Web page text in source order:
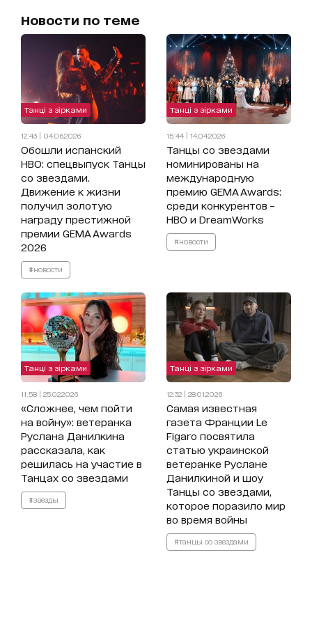
Новости по теме
Танці з зірками
12:43 | 04.06.2026
Обошли испанский
HBO: спецвыпуск Танцы
со звездами.
Движение к жизни
получил золотую
награду престижной
премии GEMA Awards
2026
#новости
Танці з зірками
15:44 | 14.04.2026
Танцы со звездами
номинированы на
международную
премию GEMA Awards:
среди конкурентов –
HBO и DreamWorks
#новости
Танці з зірками
11:58 | 25.02.2026
«Сложнее, чем пойти
на войну»: ветеранка
Руслана Данилкина
рассказала, как
решилась на участие в
Танцах со звездами
#звезды
Танці з зірками
12:32 | 28.01.2026
Самая известная
газета Франции Le
Figaro посвятила
статью украинской
ветеранке Руслане
Данилкиной и шоу
Танцы со звездами,
которое поразило мир
во время войны
#танцы со звездами